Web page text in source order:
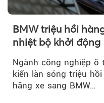
BMW triệu hồi
nhiệt bộ khởi động
Ngành công nghiệp ô
kiến làn sóng triệu
hãng xe sang BMW…